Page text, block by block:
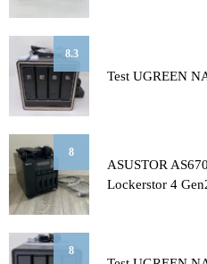
8.3
Test UGREEN
8
ASUSTOR
Lockerstor 4
8